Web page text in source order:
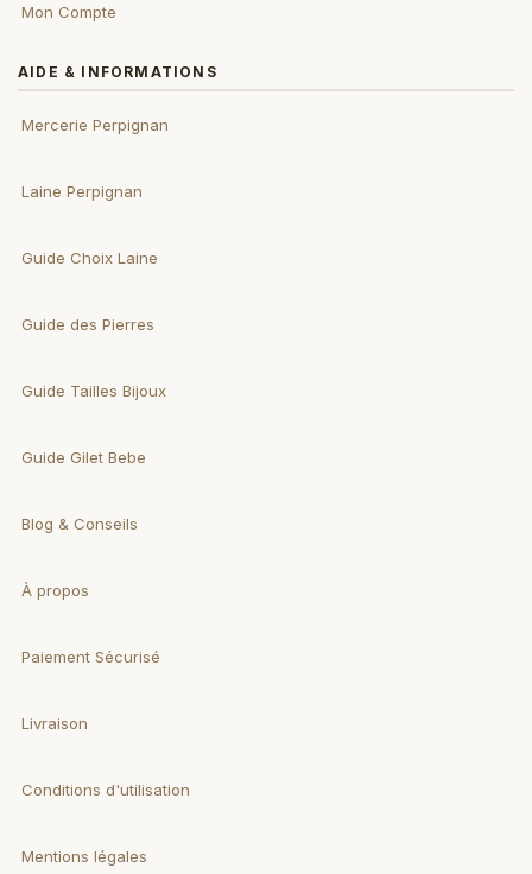
Mon Compte
AIDE & INFORMATIONS
Mercerie Perpignan
Laine Perpignan
Guide Choix Laine
Guide des Pierres
Guide Tailles Bijoux
Guide Gilet Bebe
Blog & Conseils
À propos
Paiement Sécurisé
Livraison
Conditions d'utilisation
Mentions légales